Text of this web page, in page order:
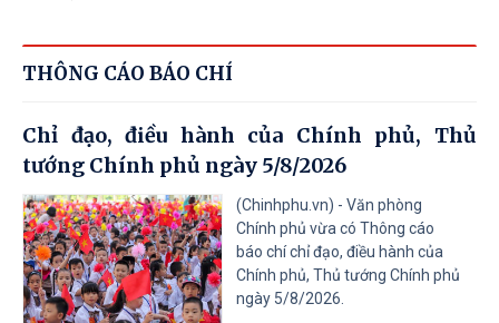
THÔNG CÁO BÁO CHÍ
Chỉ đạo, điều hành của Chính phủ, Thủ
tướng Chính phủ ngày 5/8/2026
(Chinhphu.vn) - Văn phòng
Chính phủ vừa có Thông cáo
báo chí chỉ đạo, điều hành của
Chính phủ, Thủ tướng Chính phủ
ngày 5/8/2026.